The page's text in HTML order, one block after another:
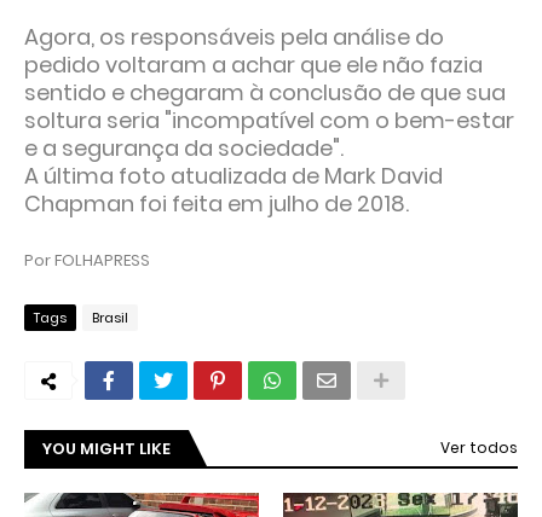
Agora, os responsáveis pela análise do
pedido voltaram a achar que ele não fazia
sentido e chegaram à conclusão de que sua
soltura seria "incompatível com o bem-estar
e a segurança da sociedade".
A última foto atualizada de Mark David
Chapman foi feita em julho de 2018.
Por FOLHAPRESS
Tags Brasil
YOU MIGHT LIKE Ver todos